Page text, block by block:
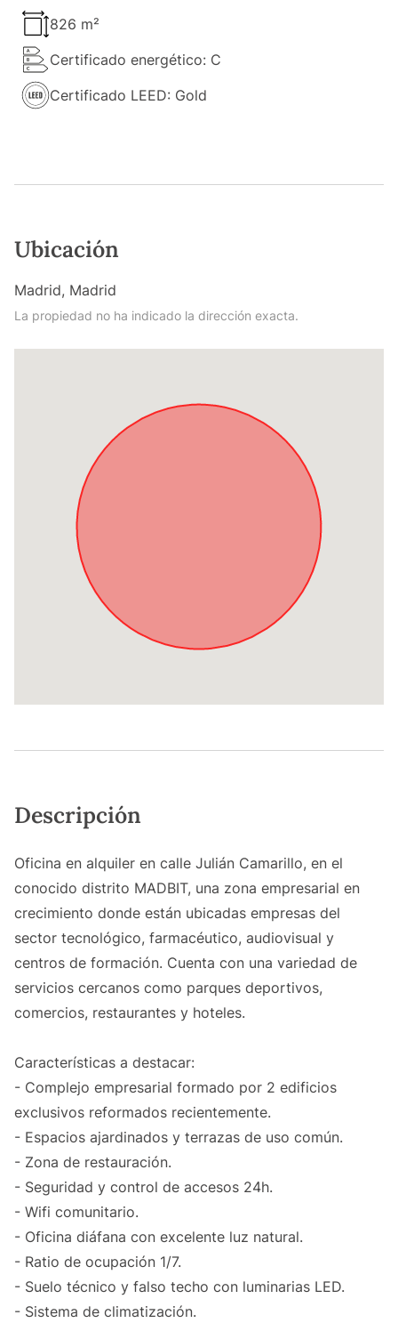
826 m²
Certificado energético: C
Certificado LEED: Gold
Ubicación
Madrid, Madrid
La propiedad no ha indicado la dirección exacta.
Descripción
Oficina en alquiler en calle Julián Camarillo, en el
conocido distrito MADBIT, una zona empresarial en
crecimiento donde están ubicadas empresas del
sector tecnológico, farmacéutico, audiovisual y
centros de formación. Cuenta con una variedad de
servicios cercanos como parques deportivos,
comercios, restaurantes y hoteles.
Características a destacar:
- Complejo empresarial formado por 2 edificios
exclusivos reformados recientemente.
- Espacios ajardinados y terrazas de uso común.
- Zona de restauración.
- Seguridad y control de accesos 24h.
- Wifi comunitario.
- Oficina diáfana con excelente luz natural.
- Ratio de ocupación 1/7.
- Suelo técnico y falso techo con luminarias LED.
- Sistema de climatización.